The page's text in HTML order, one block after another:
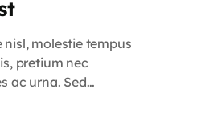
nisl, molestie tempus
pretium nec
ac urna. Sed
sapien